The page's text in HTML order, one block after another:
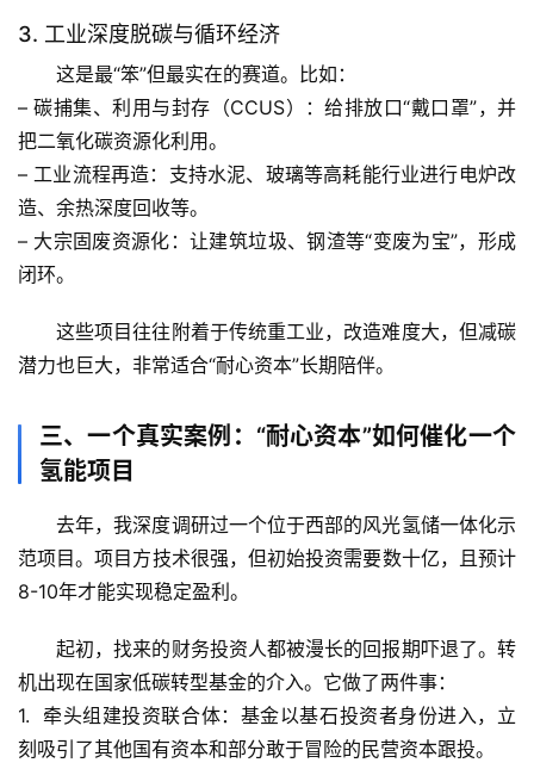
万
物
人
体
奥
秘
历
案
天
文
活
科
学
3. 工业深度脱碳与循环经济
这是最“笨”但最实在的赛道。比如：
– 碳捕集、利用与封存（CCUS）
：给排放口“戴口罩”，并
把二氧化碳资源化利用。
– 工业流程再造：支持水泥、玻璃等高耗能行业进行电炉改
造、余热深度回收等。
– 大宗固废资源化 ：让建筑垃圾、钢渣等“变废为宝”，形成
闭环。
这些项目往往附着于传统重工业，改造难度大，但减碳
潜力也巨大，非常适合“耐心资本”长期陪伴。
三、一个真实案例：“耐心资本”如何催化一个
氢能项目
去年，我深度调研过一个位于西部的风光氢储一体化示
范项目。项目方技术很强，但初始投资需要数十亿，且预计
8-10年才能实现稳定盈利。
起初，找来的财务投资人都被漫长的回报期吓退了。转
机出现在国家低碳转型基金的介入。它做了两件事：
1. 牵头组建投资联合体：基金以基石投资者身份进入，立
刻吸引了其他国有资本和部分敢于冒险的民营资本跟投。